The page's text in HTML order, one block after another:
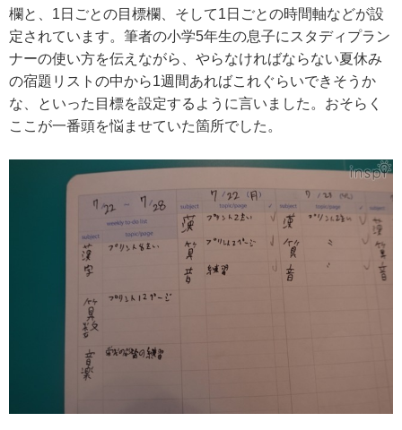
欄と、1日ごとの目標欄、そして1日ごとの時間軸などが設
定されています。筆者の小学5年生の息子にスタディプラン
ナーの使い方を伝えながら、やらなければならない夏休み
の宿題リストの中から1週間あればこれぐらいできそうか
な、といった目標を設定するように言いました。おそらく
ここが一番頭を悩ませていた箇所でした。